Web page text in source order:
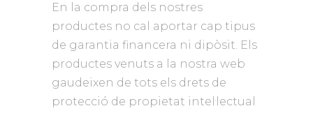
En la compra dels nostres
productes no cal aportar cap tipus
de garantia financera ni dipòsit. Els
productes venuts a la nostra web
gaudeixen de tots els drets de
protecció de propietat intel·lectual